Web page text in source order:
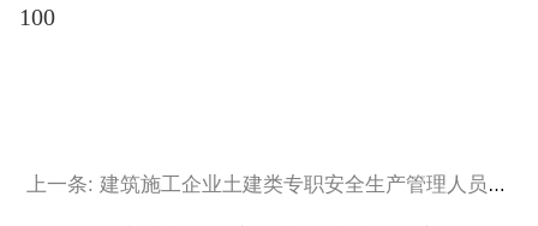
100
上一条: 建筑施工企业土建类专职安全生产管理人员（C2） 考核大纲